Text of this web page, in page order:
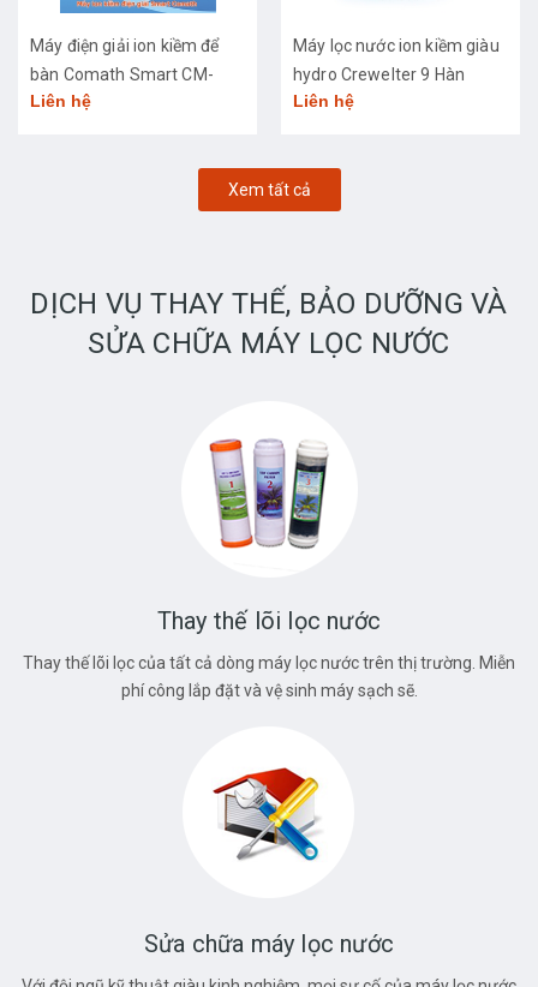
Máy điện giải ion kiềm để
bàn Comath Smart CM-
3668
Liên hệ
Máy lọc nước ion kiềm giàu
hydro Crewelter 9 Hàn
Quốc
Liên hệ
Xem tất cả
DỊCH VỤ THAY THẾ, BẢO DƯỠNG VÀ
SỬA CHỮA MÁY LỌC NƯỚC
Thay thế lõi lọc nước
Thay thế lõi lọc của tất cả dòng máy lọc nước trên thị trường. Miễn
phí công lắp đặt và vệ sinh máy sạch sẽ.
Sửa chữa máy lọc nước